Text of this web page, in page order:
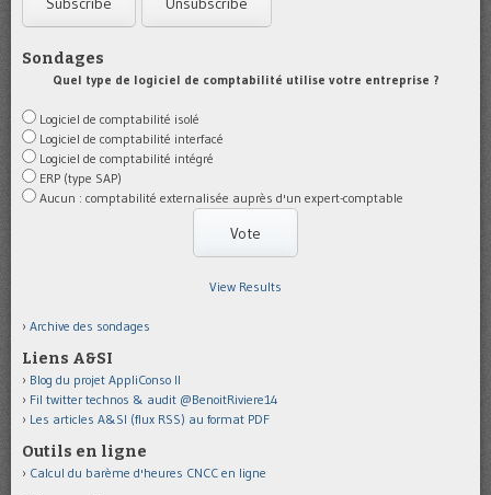
Sondages
Quel type de logiciel de comptabilité utilise votre entreprise ?
Logiciel de comptabilité isolé
Logiciel de comptabilité interfacé
Logiciel de comptabilité intégré
ERP (type SAP)
Aucun : comptabilité externalisée auprès d'un expert-comptable
View Results
Archive des sondages
Liens A&SI
Blog du projet AppliConso II
Fil twitter technos & audit @BenoitRiviere14
Les articles A&SI (flux RSS) au format PDF
Outils en ligne
Calcul du barème d'heures CNCC en ligne